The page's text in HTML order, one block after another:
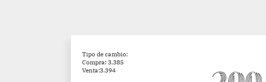
Tipo de cambio:
Compra: 3.385
Venta:3.394